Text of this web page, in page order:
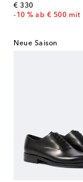
€ 330
original price
-10 % ab € 500 mit
Neue Saison